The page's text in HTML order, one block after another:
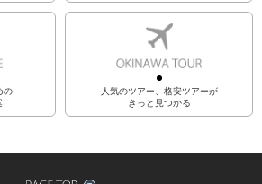
の
人気のツアー、格安ツアーが
きっと見つかる